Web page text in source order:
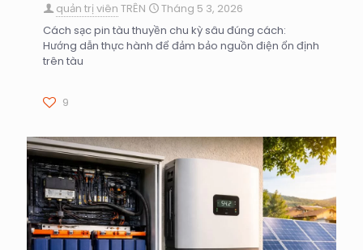
quản trị viên TRÊN
Tháng 5 3, 2026
Cách sạc pin tàu thuyền chu kỳ sâu đúng cách:
Hướng dẫn thực hành để đảm bảo nguồn điện ổn định
trên tàu
9